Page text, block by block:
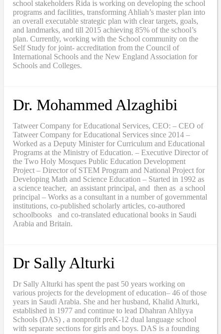
school stakeholders Rida is working on developing the school
programs and facilities, transforming Ahliah’s master plan into
an overall executable strategic plan with clear targets, goals,
and landmarks, and till 2015 achieving 85% of the school’s
plan. Currently, working with the School community on the
Self Study for joint- accreditation from the Council of
International Schools and the New England Association for
Schools and Colleges.
Dr. Mohammed Alzaghibi
Tatweer Company for Educational Services, CEO: – CEO of
Tatweer Company for Educational Services since 2014 –
Worked as a Deputy Minister for Curriculum and Educational
Programs at the Ministry of Education. – Executive Director of
the Two Holy Mosques Public Education Development
Project – Director of STEM Program and National Project for
Developing Math and Science Education – Started in 1992 as
a science teacher, an assistant principal, and then as a school
principal – Works as a consultant in a number of governmental
institutions, co-published scholarly articles, co-authored
schoolbooks and co-translated educational books in Saudi
Arabia and Britain.
Dr Sally Alturki
Dr Sally Alturki has spent the past 50 years working on
various projects for the development of education– 46 of those
years in Saudi Arabia. She and her husband, Khalid Alturki,
established in 1977 and continue to lead Dhahran Ahliyya
Schools (DAS) , a nonprofit preK-12 dual language school
with separate sections for girls and boys. DAS is a founding